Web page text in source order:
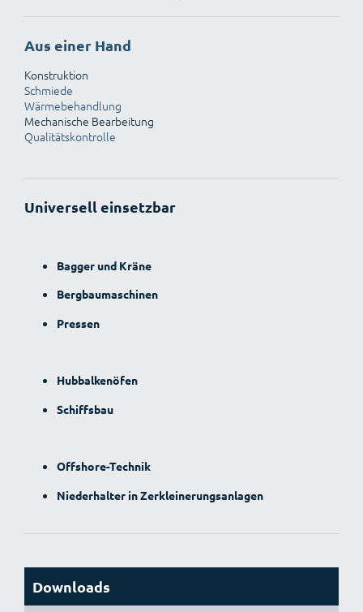
Aus einer Hand
Konstruktion
Schmiede
Wärmebehandlung
Mechanische Bearbeitung
Qualitätskontrolle
Universell einsetzbar
Bagger und Kräne
Bergbaumaschinen
Pressen
Hubbalkenöfen
Schiffsbau
Offshore-Technik
Niederhalter in Zerkleinerungsanlagen
Downloads